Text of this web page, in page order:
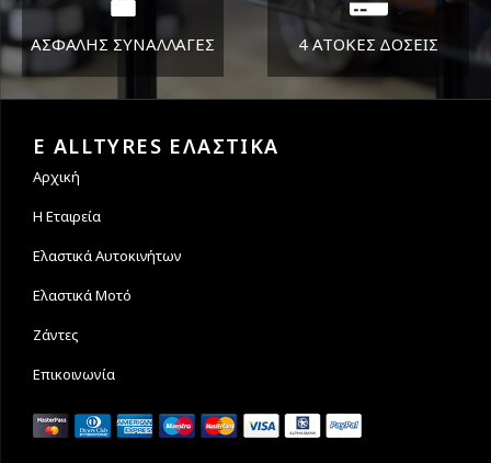
ΑΣΦΑΛΗΣ ΣΥΝΑΛΛΑΓΕΣ 4 ΑΤΟΚΕΣ ΔΟΣΕΙΣ
E ALLTYRES ΕΛΑΣΤΙΚΑ
Αρχική
Η Εταιρεία
Ελαστικά Αυτοκινήτων
Ελαστικά Μοτό
Ζάντες
Επικοινωνία